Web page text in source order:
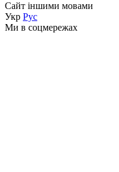
Сайт іншими мовами
Укр Рус
Ми в соцмережах